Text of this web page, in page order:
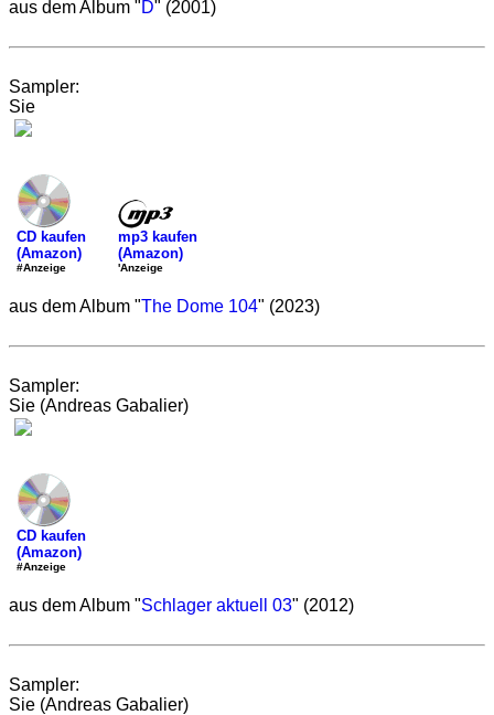
aus dem Album "D" (2001)
Sampler:
Sie
CD kaufen
(Amazon)
#Anzeige
mp3 kaufen
(Amazon)
'Anzeige
aus dem Album "The Dome 104" (2023)
Sampler:
Sie (Andreas Gabalier)
CD kaufen
(Amazon)
#Anzeige
aus dem Album "Schlager aktuell 03" (2012)
Sampler:
Sie (Andreas Gabalier)